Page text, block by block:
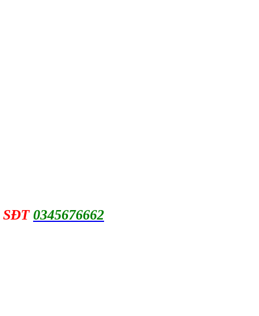
SĐT0345676662